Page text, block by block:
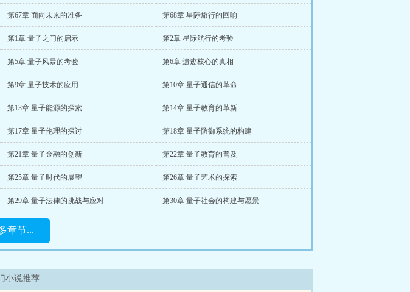
第67章 面向未来的准备 第68章 星际旅行的回响
第1章 量子之门的启示 第2章 星际航行的考验
第5章 量子风暴的考验 第6章 遗迹核心的真相
第9章 量子技术的应用 第10章 量子通信的革命
第13章 量子能源的探索 第14章 量子教育的革新
第17章 量子伦理的探讨 第18章 量子防御系统的构建
第21章 量子金融的创新 第22章 量子教育的普及
第25章 量子时代的展望 第26章 量子艺术的探索
第29章 量子法律的挑战与应对 第30章 量子社会的构建与愿景
章节...
小说推荐